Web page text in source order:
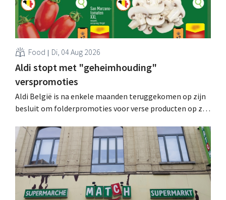
Food Di, 04 Aug 2026
Aldi stopt met "geheimhouding"
verspromoties
Aldi België is na enkele maanden teruggekomen op zijn
besluit om folderpromoties voor verse producten op zijn
werking treden: "Onze klanten willen goed
geïnformeerd worden." .